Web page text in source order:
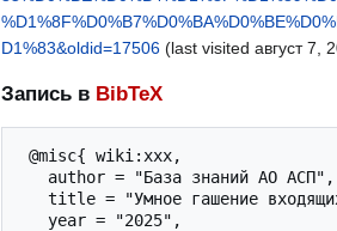
D1%83&oldid=17506 (last visited август 7,
Запись в BibTeX